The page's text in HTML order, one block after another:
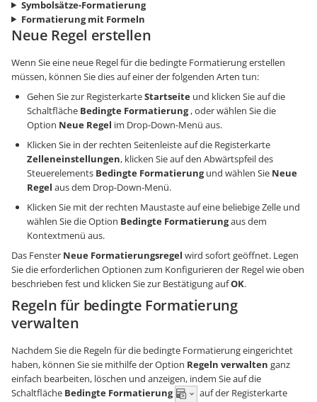
Symbolsätze-Formatierung
Formatierung mit Formeln
Neue Regel erstellen
Wenn Sie eine neue Regel für die bedingte Formatierung erstellen
müssen, können Sie dies auf einer der folgenden Arten tun:
Gehen Sie zur RegisterkarteStartseite und klicken Sie auf die
Schaltfläche Bedingte Formatierung , oder wählen Sie die
Option Neue Regel im Drop-Down-Menü aus.
Klicken Sie in der rechten Seitenleiste auf die Registerkarte
Zelleneinstellungen, klicken Sie auf den Abwärtspfeil des
Steuerelements Bedingte Formatierungund wählen Sie Neue
Regel aus dem Drop-Down-Menü.
Klicken Sie mit der rechten Maustaste auf eine beliebige Zelle und
wählen Sie die Option Bedingte Formatierungaus dem
Kontextmenü aus.
Das Fenster Neue Formatierungsregel wird sofort geöffnet. Legen
Sie die erforderlichen Optionen zum Konfigurieren der Regel wie oben
beschrieben fest und klicken Sie zur Bestätigung aufOK.
Regeln für bedingte Formatierung
verwalten
Nachdem Sie die Regeln für die bedingte Formatierung eingerichtet
haben, können Sie sie mithilfe der Option Regeln verwalten ganz
einfach bearbeiten, löschen und anzeigen, indem Sie auf die
Schaltfläche Bedingte Formatierung
auf der Registerkarte